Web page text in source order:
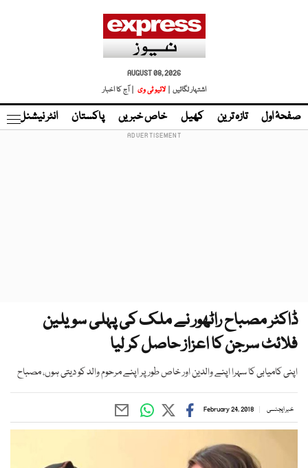
AUGUST 08, 2026
اشتہار لگائیں |
لائیو ٹی وی | آج کا اخبار
صفحۂ اول تازہ ترین کھیل خاص خبریں پاکستان انٹر نیشنل
ڈاکٹر مصباح راٹھور نے ملک کی پہلی سویلین
فلائٹ سرجن کا اعزاز حاصل کر لیا
اپنی کامیابی کا سہرا اپنے والدین اور خاص طور پر اپنے مرحوم والد کو دیتی ہوں، مصباح
خبر ایجنسی February 24, 2018